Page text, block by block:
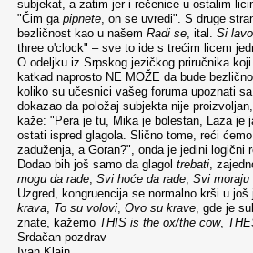
subjekat, a zatim jer i rečenice u ostalim
"Čim ga pipnete , on se uvredi". S druge
bezličnost kao u našem Radi se , ital. Si
three o'clock" – sve to ide s trećim licem
O odeljku iz Srpskog jezičkog priručnika
katkad naprosto NE MOŽE da bude
koliko su učesnici vašeg foruma upoznati
dokazao da položaj subjekta nije
kaže: "Pera je tu, Mika je bolestan, Laza je
ostati ispred glagola. Slično tome, reći
zaduženja, a Goran?", onda je jedini logični
Dodao bih još samo da glagol trebati ,
mogu da rade Svi hoće da rade Svi moraju
Uzgred, kongruencija se normalno krši u
krava To su volovi Ovo su krave , gde je
znate, kažemo THIS is the ox/the cow,
Srdačan pozdrav